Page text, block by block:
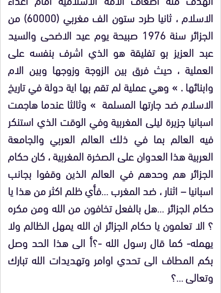
الاسلام ، ثانيا طرد ستون الف مغربي (60000) من
الجزائر سنة 1976 صبيحة يوم عيد الاضحى والسيد
عبد العزيز بو تفليقة هو الذي اشرف بنفسه على
العملية ، حيث فرق بين الزوجة وزوجها وبين الام
وابنائها . » وهي عملية لم تقم بها اية دولة في تاريخ
الاسلام ضد جارتها المسلمة » وثالثا عندما هاجمت
اسبانيا جزيرة ليلى المغربية وفي الوقت الذي استنكر
فيه العالم بما في ذلك العالم العربي والجامعة
العربية هذا العدوان على الصخرة المغربية ، كان حكام
الجزائر هم وحدهم في العالم الذين وقفوا بجانب
اسبانيا – اثنار ، ضد المغرب …فأي ظلم اكثر من هذا يا
حكام الجزائر …هل بالفعل تخافون من الله ومن مكره
؟ الا تعلمون يا حكام الجزائر ان الله يمهل الظالم ولا
يهمله- كما قال رسول الله -؟أ الى هذا الحد وصل
بكم المطاف الى تحدي اوامر وتهديدات الله تبارك
وتعالى …؟